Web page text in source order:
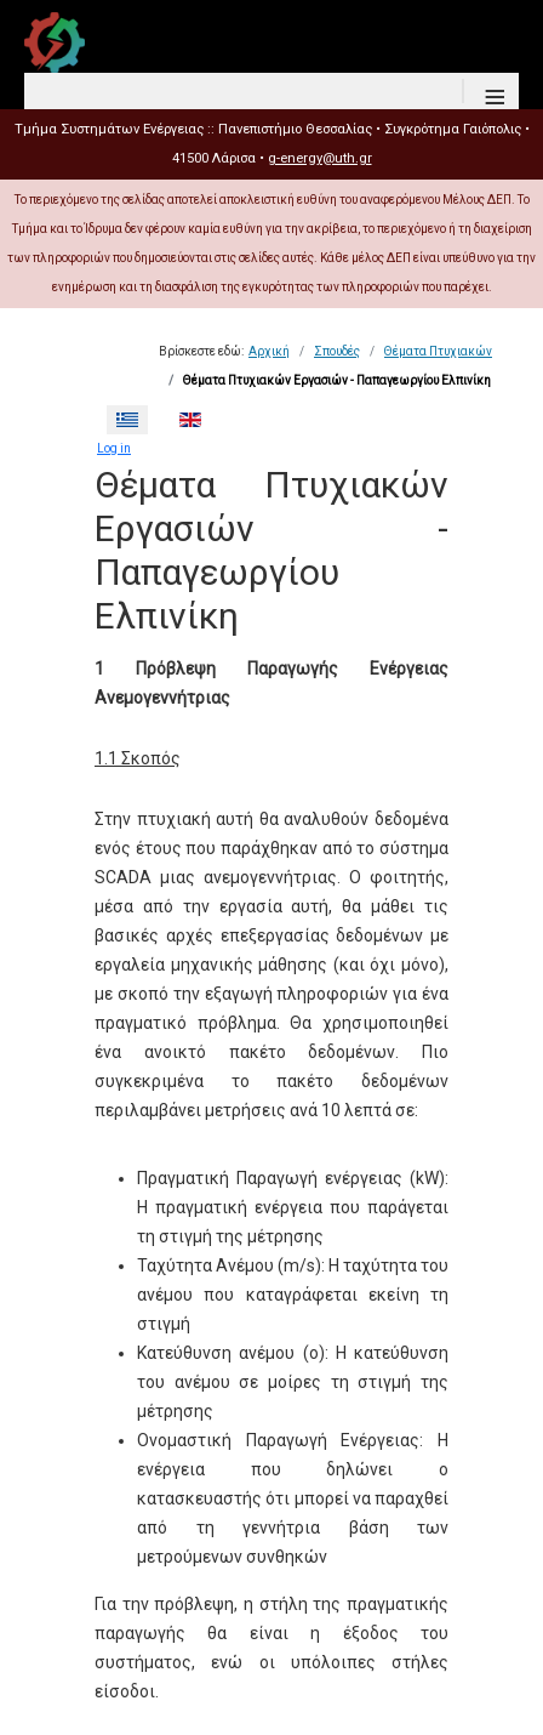
≡
Τμήμα Συστημάτων Ενέργειας :: Πανεπιστήμιο Θεσσαλίας • Συγκρότημα Γαιόπολις •
41500 Λάρισα • g-energy@uth.gr
Το περιεχόμενο της σελίδας αποτελεί αποκλειστική ευθύνη του αναφερόμενου Μέλους ΔΕΠ. Το
Τμήμα και το Ίδρυμα δεν φέρουν καμία ευθύνη για την ακρίβεια, το περιεχόμενο ή τη διαχείριση
των πληροφοριών που δημοσιεύονται στις σελίδες αυτές. Κάθε μέλος ΔΕΠ είναι υπεύθυνο για την
ενημέρωση και τη διασφάλιση της εγκυρότητας των πληροφοριών που παρέχει.
Βρίσκεστε εδώ: Αρχική Σπουδές Θέματα Πτυχιακών
Θέματα Πτυχιακών Εργασιών - Παπαγεωργίου Ελπινίκη
Επιλέξτε τη γλώσσα σας
Log in
Θέματα Πτυχιακών
Εργασιών -
Παπαγεωργίου
Ελπινίκη
1 Πρόβλεψη Παραγωγής Ενέργειας
Ανεμογεννήτριας
1.1 Σκοπός
Στην πτυχιακή αυτή θα αναλυθούν δεδομένα
ενός έτους που παράχθηκαν από το σύστημα
SCADA μιας ανεμογεννήτριας. Ο φοιτητής,
μέσα από την εργασία αυτή, θα μάθει τις
βασικές αρχές επεξεργασίας δεδομένων με
εργαλεία μηχανικής μάθησης (και όχι μόνο),
με σκοπό την εξαγωγή πληροφοριών για ένα
πραγματικό πρόβλημα. Θα χρησιμοποιηθεί
ένα ανοικτό πακέτο δεδομένων. Πιο
συγκεκριμένα το πακέτο δεδομένων
περιλαμβάνει μετρήσεις ανά 10 λεπτά σε:
Πραγματική Παραγωγή ενέργειας (kW):
Η πραγματική ενέργεια που παράγεται
τη στιγμή της μέτρησης
Ταχύτητα Ανέμου (m/s): Η ταχύτητα του
ανέμου που καταγράφεται εκείνη τη
στιγμή
Κατεύθυνση ανέμου (ο): Η κατεύθυνση
του ανέμου σε μοίρες τη στιγμή της
μέτρησης
Ονομαστική Παραγωγή Ενέργειας: Η
ενέργεια που δηλώνει ο
κατασκευαστής ότι μπορεί να παραχθεί
από τη γεννήτρια βάση των
μετρούμενων συνθηκών
Για την πρόβλεψη, η στήλη της πραγματικής
παραγωγής θα είναι η έξοδος του
συστήματος, ενώ οι υπόλοιπες στήλες
είσοδοι.